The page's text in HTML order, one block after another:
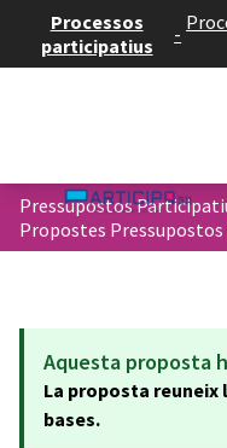
Processos
participatius
-
Pressupostos
Propostes
Aquesta proposta
La proposta reuneix
bases.